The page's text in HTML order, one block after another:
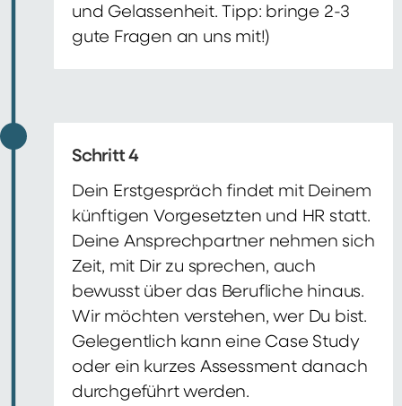
und Gelassenheit. Tipp: bringe 2-3
gute Fragen an uns mit!)
Schritt 4
Dein Erstgespräch findet mit Deinem
künftigen Vorgesetzten und HR statt.
Deine Ansprechpartner nehmen sich
Zeit, mit Dir zu sprechen, auch
bewusst über das Berufliche hinaus.
Wir möchten verstehen, wer Du bist.
Gelegentlich kann eine Case Study
oder ein kurzes Assessment danach
durchgeführt werden.